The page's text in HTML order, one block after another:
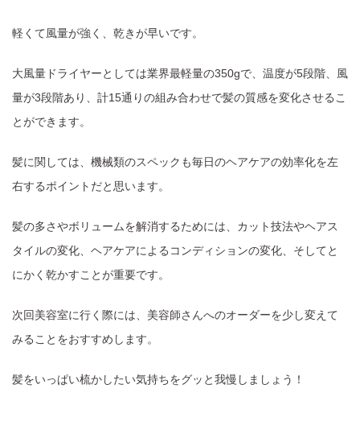
軽くて風量が強く、乾きが早いです。
大風量ドライヤーとしては業界最軽量の350gで、温度が5段階、風
量が3段階あり、計15通りの組み合わせで髪の質感を変化させるこ
とができます。
髪に関しては、機械類のスペックも毎日のヘアケアの効率化を左
右するポイントだと思います。
髪の多さやボリュームを解消するためには、カット技法やヘアス
タイルの変化、ヘアケアによるコンディションの変化、そしてと
にかく乾かすことが重要です。
次回美容室に行く際には、美容師さんへのオーダーを少し変えて
みることをおすすめします。
髪をいっぱい梳かしたい気持ちをグッと我慢しましょう！